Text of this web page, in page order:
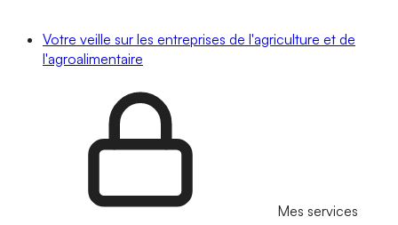
Votre veille sur les entreprises de l'agriculture et de
l'agroalimentaire
Mes services